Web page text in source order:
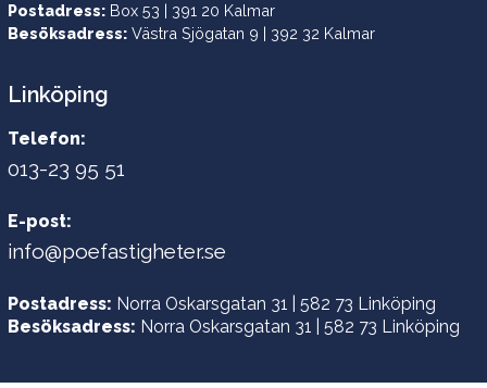
Postadress: Box 53 | 391 20 Kalmar
Besöksadress: Västra Sjögatan 9 | 392 32 Kalmar
Linköping
Telefon:
013-23 95 51
E-post:
info@poefastigheter.se
Postadress: Norra Oskarsgatan 31 | 582 73 Linköping
Besöksadress: Norra Oskarsgatan 31 | 582 73 Linköping